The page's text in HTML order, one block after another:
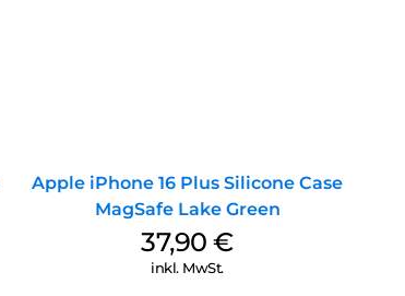
Apple iPhone 16 Plus Silicone Case
MagSafe Lake Green
37,90€
inkl. MwSt.